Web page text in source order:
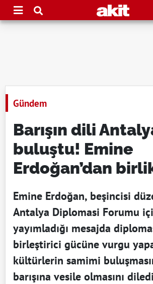
Gündem
Barışın dili
buluştu! Emine
Erdoğan’dan
Emine Erdoğan, beşincisi
Antalya Diplomasi Forumu
yayımladığı mesajda
birleştirici gücüne vurgu
kültürlerin samimi
barışına vesile olmasını